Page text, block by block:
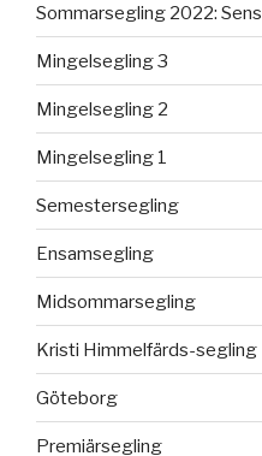
Sommarsegling 2022:
Mingelsegling 3
Mingelsegling 2
Mingelsegling 1
Semestersegling
Ensamsegling
Midsommarsegling
Kristi Himmelfärds-segling
Göteborg
Premiärsegling